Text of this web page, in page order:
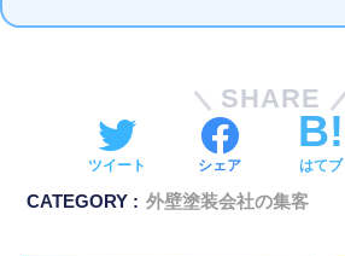
SHARE
ツイート シェア はてブ
CATEGORY : 外壁塗装会社の集客